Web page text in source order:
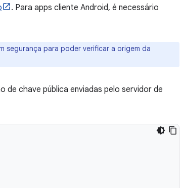
. Para apps cliente Android, é necessário
segurança para poder verificar a origem da
chave pública enviadas pelo servidor de